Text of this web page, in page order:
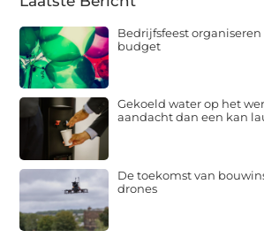
Bedrijfsfeest
budget
Gekoeld water op het
aandacht dan een kan
De toekomst van
drones